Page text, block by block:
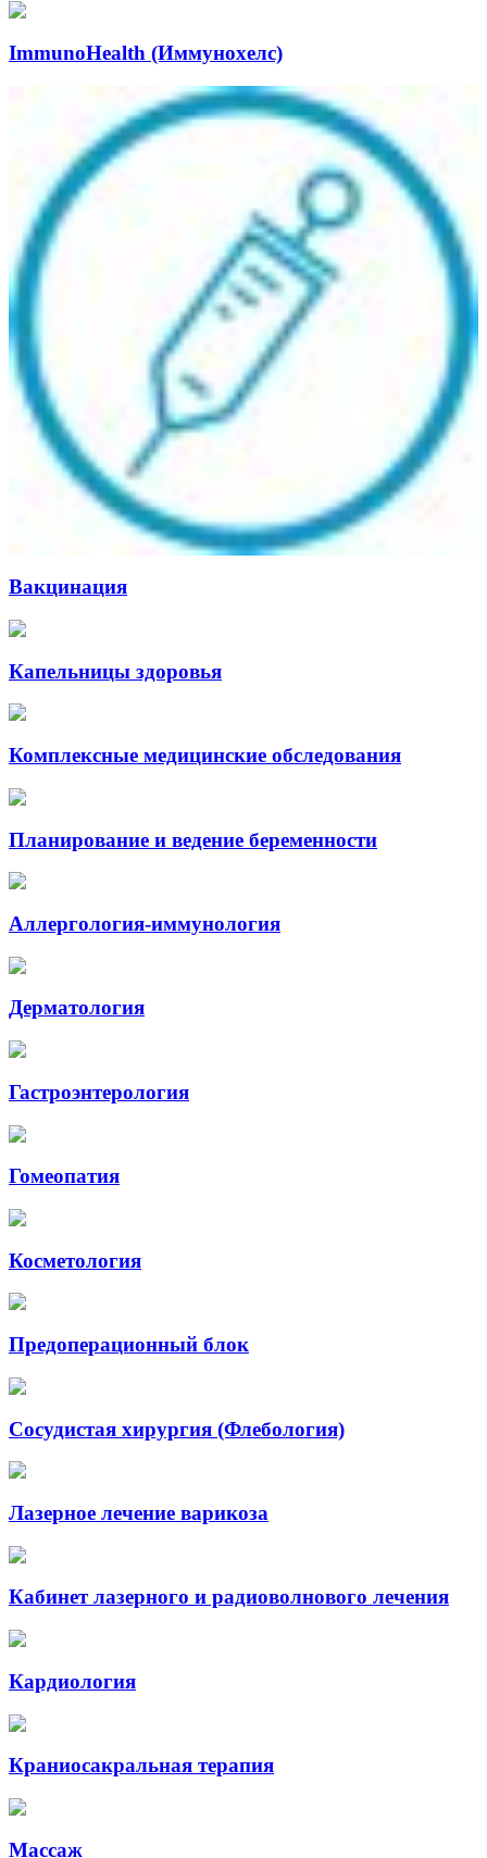
ImmunoHealth (Иммунохелс)
Вакцинация
Капельницы здоровья
Комплексные медицинские обследования
Планирование и ведение беременности
Аллергология-иммунология
Дерматология
Гастроэнтерология
Гомеопатия
Косметология
Предоперационный блок
Сосудистая хирургия (Флебология)
Лазерное лечение варикоза
Кабинет лазерного и радиоволнового лечения
Кардиология
Краниосакральная терапия
Массаж